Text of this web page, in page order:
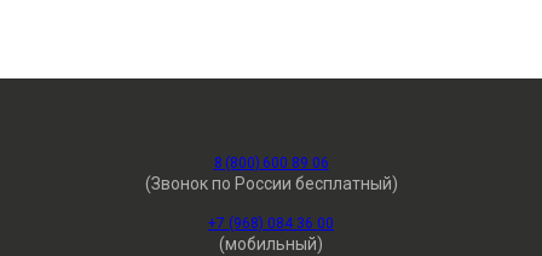
8 (800) 600 89 06
(Звонок по России бесплатный)
+7 (968) 084 36 00
(мобильный)